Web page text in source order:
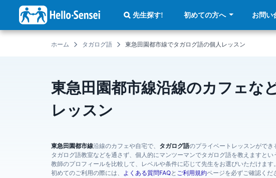
ン
先生探す! 初めての方へ お問い
ホーム タガログ語 東急田園都市線でタガログ語の個人レッスン
東急田園都市線沿線のカフェな
レッスン
東急田園都市線沿線のカフェや自宅で、 タガログ語のプライベートレッスンができ
タガログ語教室などを通さず、個人的にマンツーマンでタガログ語を教えますとい
教師のプロフィールを比較して、レベルや条件に応じて先生をお選びいただけます。
初めてのご利用の際には、 よくある質問FAQと ご利用規約ページを必ずご確認くだ